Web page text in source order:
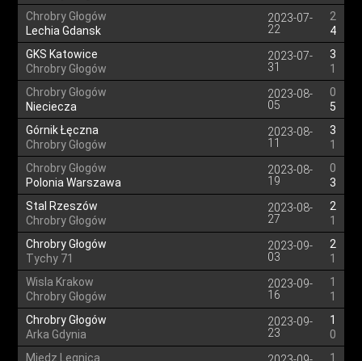
Chrobry Głogów
Lechia Gdansk
2023-07-
22
2
4
GKS Katowice
Chrobry Głogów
2023-07-
31
3
1
Chrobry Głogów
Nieciecza
2023-08-
05
0
5
Górnik Łęczna
Chrobry Głogów
2023-08-
11
3
1
Chrobry Głogów
Polonia Warszawa
2023-08-
19
0
3
Stal Rzeszów
Chrobry Głogów
2023-08-
27
2
1
Chrobry Głogów
Tychy 71
2023-09-
03
2
1
Wisla Krakow
Chrobry Głogów
2023-09-
16
1
1
Chrobry Głogów
Arka Gdynia
2023-09-
23
1
0
Miedz Legnica
1